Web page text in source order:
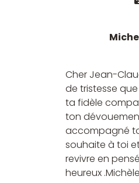
Cher Jean-
de tristesse
ta fidèle
ton
accompagné
souhaite à toi
revivre en
heureux